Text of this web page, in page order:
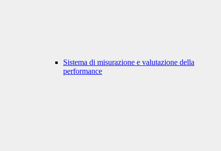
Sistema di misurazione e valutazione della
performance